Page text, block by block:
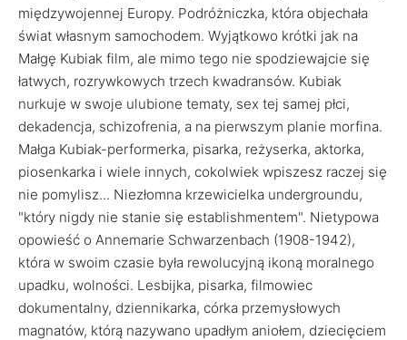
międzywojennej Europy. Podróżniczka, która objechała
świat własnym samochodem. Wyjątkowo krótki jak na
Małgę Kubiak film, ale mimo tego nie spodziewajcie się
łatwych, rozrywkowych trzech kwadransów. Kubiak
nurkuje w swoje ulubione tematy, sex tej samej płci,
dekadencja, schizofrenia, a na pierwszym planie morfina.
Małga Kubiak-performerka, pisarka, reżyserka, aktorka,
piosenkarka i wiele innych, cokolwiek wpiszesz raczej się
nie pomylisz... Niezłomna krzewicielka undergroundu,
"który nigdy nie stanie się establishmentem". Nietypowa
opowieść o Annemarie Schwarzenbach (1908-1942),
która w swoim czasie była rewolucyjną ikoną moralnego
upadku, wolności. Lesbijka, pisarka, filmowiec
dokumentalny, dziennikarka, córka przemysłowych
magnatów, którą nazywano upadłym aniołem, dziecięciem